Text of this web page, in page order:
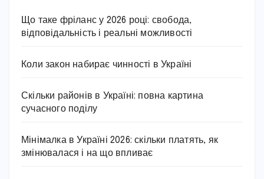
Що таке фріланс у 2026 році: свобода,
відповідальність і реальні можливості
Коли закон набирає чинності в Україні
Скільки районів в Україні: повна картина
сучасного поділу
Мінімалка в Україні 2026: скільки платять, як
змінювалася і на що впливає